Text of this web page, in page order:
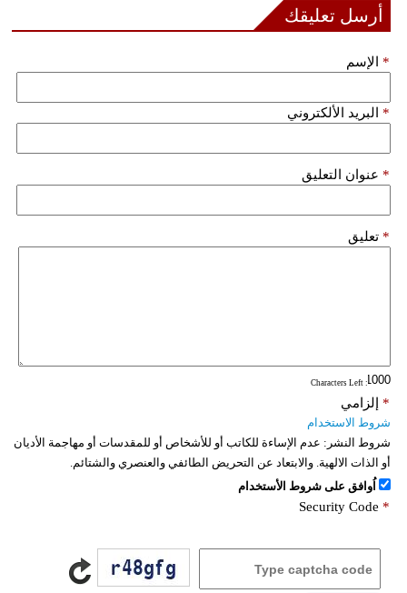
أرسل تعليقك
الإسم *
البريد الألكتروني *
عنوان التعليق *
تعليق *
: Characters Left
إلزامي *
شروط الاستخدام
شروط النشر: عدم الإساءة للكاتب أو للأشخاص أو للمقدسات أو مهاجمة الأديان
أو الذات الالهية. والابتعاد عن التحريض الطائفي والعنصري والشتائم.
اُوافق على شروط الأستخدام
Security Code *